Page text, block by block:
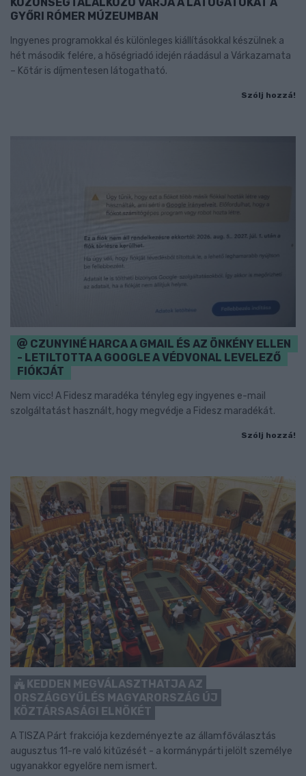
GYŐRI RÓMER MÚZEUMBAN
Ingyenes programokkal és különleges kiállításokkal készülnek a
hét második felére, a hőségriadó idején ráadásul a Várkazamata
– Kőtár is díjmentesen látogatható.
Szólj hozzá!
CZUNYINÉ HARCA A GMAIL ÉS AZ ÖNKÉNY ELLEN
- LETILTOTTA A GOOGLE A VÉDVONAL LEVELEZŐ
FIÓKJÁT
Nem vicc! A Fidesz maradéka tényleg egy ingyenes e-mail
szolgáltatást használt, hogy megvédje a Fidesz maradékát.
Szólj hozzá!
KEDDEN MEGVÁLASZTHATJA AZ
ORSZÁGGYŰLÉS MAGYARORSZÁG ÚJ
KÖZTÁRSASÁGI ELNÖKÉT
A TISZA Párt frakciója kezdeményezte az államfőválasztás
augusztus 11-re való kitűzését - a kormánypárti jelölt személye
ugyanakkor egyelőre nem ismert.